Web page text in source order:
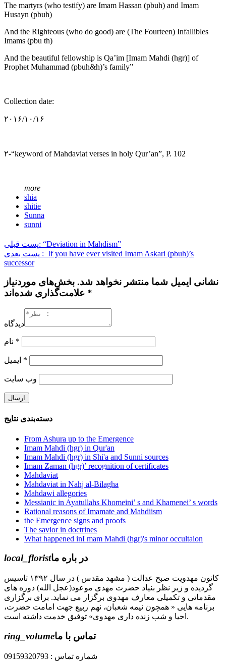
The martyrs (who testify) are Imam Hassan (pbuh) and Imam
Husayn (pbuh)
And the Righteous (who do good) are (The Fourteen) Infallibles
Imams (pbu th)
And the beautiful fellowship is Qa’im [Imam Mahdi (hgr)] of
Prophet Muhammad (pbuh&h)’s family”
Collection date:
۲۰۱۶/۱۰/۱۶
۲-“keyword of Mahdaviat verses in holy Qur’an”, P. 102
more
shia
shitie
Sunna
sunni
پست قبلی: “Deviation in Mahdism”
پست بعدی : If you have ever visited Imam Askari (pbuh)’s
successor
نشانی ایمیل شما منتشر نخواهد شد. بخش‌های موردنیاز
علامت‌گذاری شده‌اند *
دیدگاه
*
*
وب‌ سایت
دسته‌بندی نتایج
From Ashura up to the Emergence
Imam Mahdi (hgr) in Qur'an
Imam Mahdi (hgr) in Shi'a and Sunni sources
Imam Zaman (hgr)’ recognition of certificates
Mahdaviat
Mahdaviat in Nahj al-Bilagha
Mahdawi allegories
Messianic in Ayatullahs Khomeini’ s and Khamenei’ s words
Rational reasons of Imamate and Mahdiism
the Emergence signs and proofs
The savior in doctrines
What happened inI mam Mahdi (hgr)'s minor occultaion
local_floristدر باره ما
کانون مهدویت صبح عدالت ( مشهد مقدس ) در سال ۱۳۹۲ تاسیس
گردیده و زیر نظر بنیاد حضرت مهدی موعود(عجل الله) دوره های
مقدماتی و تکمیلی معارف مهدوی برگزار می نماید. برای برگزاری
برنامه هایی « همچون نیمه شعبان، نهم ربیع جهت امامت حضرت،
احیا و شب زنده داری مهدوی» توفیق خدمت داشته است.
ring_volumeتماس با ما
شماره تماس : 09159320793